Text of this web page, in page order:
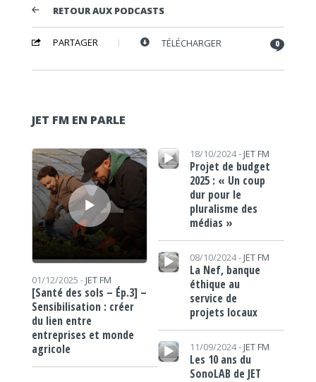
RETOUR AUX PODCASTS
PARTAGER TÉLÉCHARGER 0
JET FM EN PARLE
Lecteur audio
01/12/2025 - JET FM
[Santé des sols – Ép.3] –
Sensibilisation : créer
du lien entre
entreprises et monde
agricole
Lecteur audio 18/10/2024 - JET FM
Projet de budget
2025 : « Un coup
dur pour le
pluralisme des
médias »
Lecteur audio
08/10/2024 - JET FM
La Nef, banque
éthique au
service de
projets locaux
Lecteur audio
11/09/2024 - JET FM
Les 10 ans du
SonoLAB de JET